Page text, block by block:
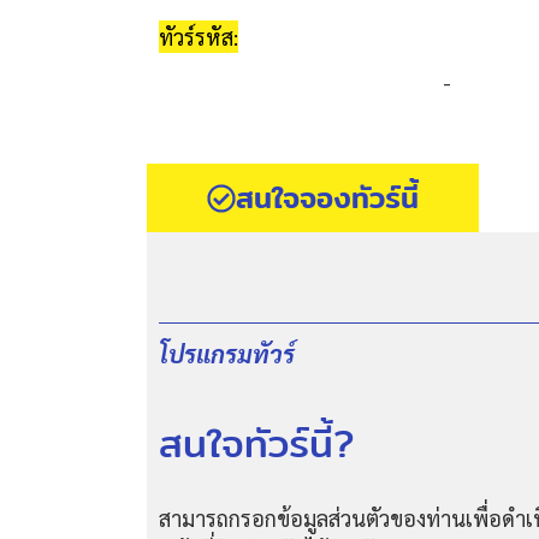
ทัวร์รหัส:
-
สนใจจองทัวร์นี้
โปรแกรมทัวร์
สนใจทัวร์นี้?
สามารถกรอกข้อมูลส่วนตัวของท่านเพื่อดำเ